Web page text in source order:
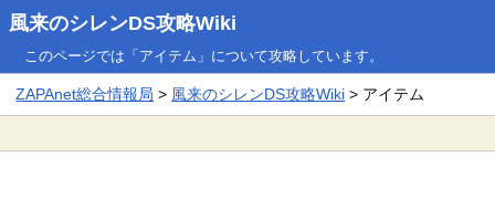
風来のシレンDS攻略Wiki
このページでは「アイテム」について攻略しています。
ZAPAnet総合情報局 > 風来のシレンDS攻略Wiki > アイテム